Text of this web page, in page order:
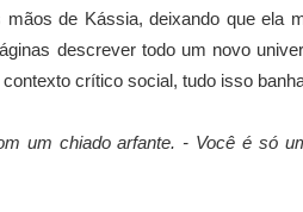
de Kássia, deixando que ela
descrever todo um novo
crítico social, tudo isso
um chiado arfante. - Você é só